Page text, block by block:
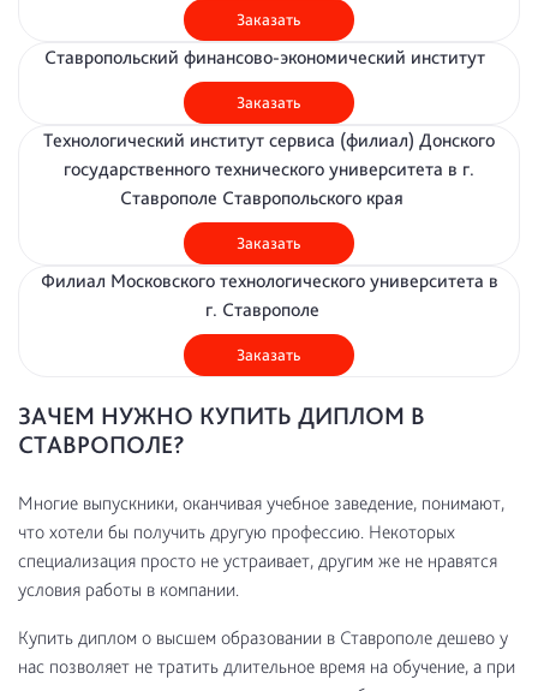
Заказать
Ставропольский финансово-экономический институт
Заказать
Технологический институт сервиса (филиал) Донского
государственного технического университета в г.
Ставрополе Ставропольского края
Заказать
Филиал Московского технологического университета в
г. Ставрополе
Заказать
ЗАЧЕМ НУЖНО КУПИТЬ ДИПЛОМ В
СТАВРОПОЛЕ?
Многие выпускники, оканчивая учебное заведение, понимают,
что хотели бы получить другую профессию. Некоторых
специализация просто не устраивает, другим же не нравятся
условия работы в компании.
Купить диплом о высшем образовании в Ставрополе дешево у
нас позволяет не тратить длительное время на обучение, а при